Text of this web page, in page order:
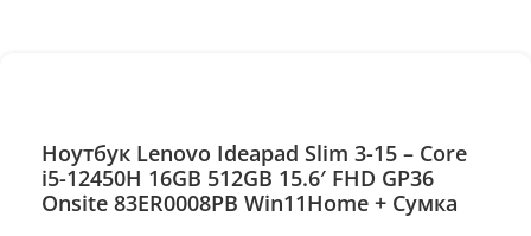
Ноутбук Lenovo Ideapad Slim 3-15 – Core
i5-12450H 16GB 512GB 15.6′ FHD GP36
Onsite 83ER0008PB Win11Home + Сумка